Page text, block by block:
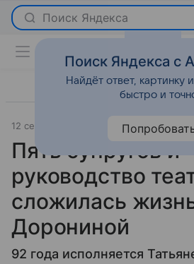
Поиск Яндекса
12 сентября 2025 Леди Mail История
Пять супругов и
руководство
сложилась
Дорониной
92 года исполняется
Поиск Яндекса с
Найдёт ответ, картинку
быстро и